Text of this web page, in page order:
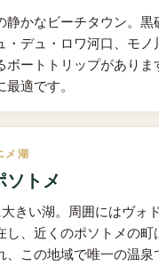
静かなビーチタウン。黒
・デュ・ロワ河口、モノ
ボートトリップがありま
適です。
メ湖
ソトメ
きい湖。周囲にはヴォド
し、近くのポソトメの町
この地域で唯一の温泉